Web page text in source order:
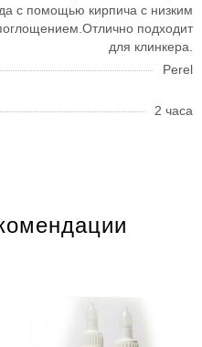
с помощью кирпича с низким
подходит
для клинкера.
Perel
2 часа